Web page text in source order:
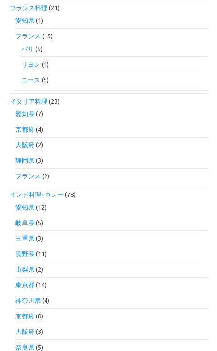
フランス料理 (21)
愛知県 (1)
フランス (15)
パリ (5)
リヨン (1)
ニース (5)
イタリア料理 (23)
愛知県 (7)
京都府 (4)
大阪府 (2)
静岡県 (3)
フランス (2)
インド料理･カレー (78)
愛知県 (12)
岐阜県 (5)
三重県 (3)
長野県 (11)
山梨県 (2)
東京都 (14)
神奈川県 (4)
京都府 (8)
大阪府 (3)
奈良県 (5)